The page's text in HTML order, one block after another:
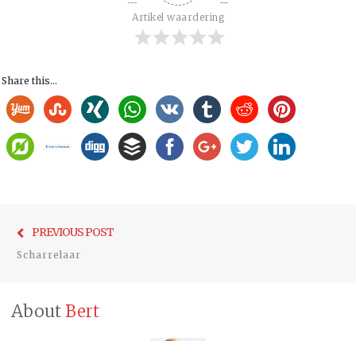
Artikel waardering
Share this...
navigatie
PREVIOUS POST
Scharrelaar
About Bert